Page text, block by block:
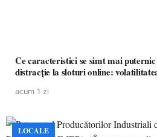
Ce caracteristici se simt mai
distracție la sloturi online:
acum 1 zi
LOCALE